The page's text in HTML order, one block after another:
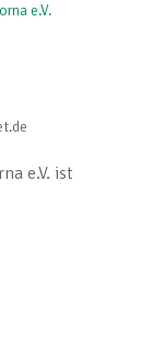
e.V.
e.V. ist